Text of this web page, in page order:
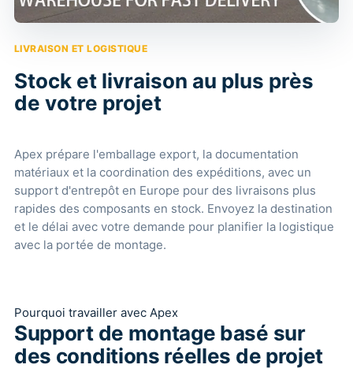
LIVRAISON ET LOGISTIQUE
Stock et livraison au plus près
de votre projet
Apex prépare l'emballage export, la documentation
matériaux et la coordination des expéditions, avec un
support d'entrepôt en Europe pour des livraisons plus
rapides des composants en stock. Envoyez la destination
et le délai avec votre demande pour planifier la logistique
avec la portée de montage.
Pourquoi travailler avec Apex
Support de montage basé sur
des conditions réelles de projet